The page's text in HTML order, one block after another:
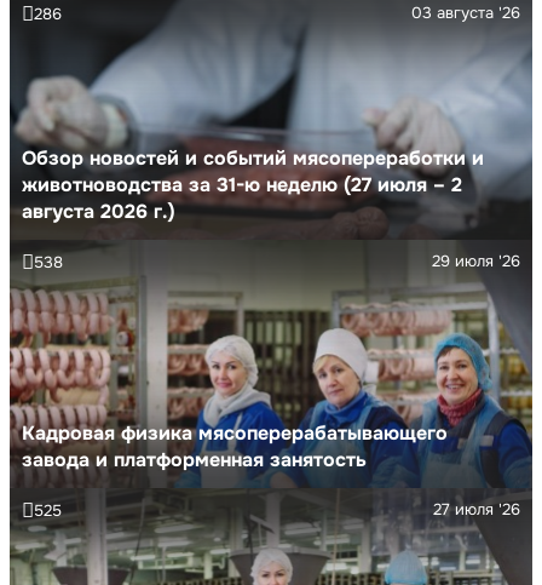
Обзор новостей и событий мясопереработки и
животноводства за 31-ю неделю (27 июля – 2
августа 2026 г.)
03 августа '26
286
Кадровая физика мясоперерабатывающего
завода и платформенная занятость
29 июля '26
538
27 июля '26
525